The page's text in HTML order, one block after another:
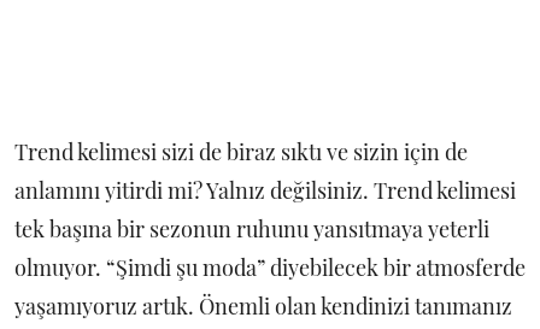
Trend kelimesi sizi de biraz sıktı ve sizin için de
anlamını yitirdi mi? Yalnız değilsiniz. Trend kelimesi
tek başına bir sezonun ruhunu yansıtmaya yeterli
olmuyor. “Şimdi şu moda” diyebilecek bir atmosferde
yaşamıyoruz artık. Önemli olan kendinizi tanımanız